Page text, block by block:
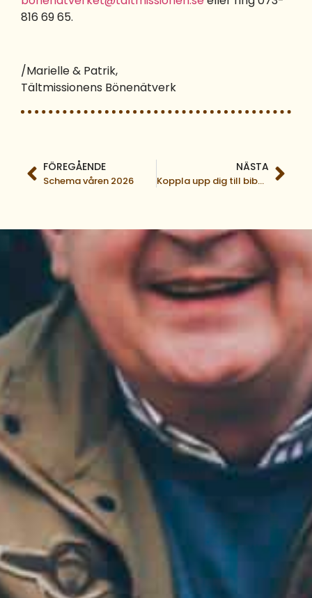
816 69 65.
/Marielle & Patrik,
Tältmissionens Bönenätverk
FÖREGÅENDE
Schema våren 2026
NÄSTA
Koppla upp dig till bibelstudium – Gemenskap online